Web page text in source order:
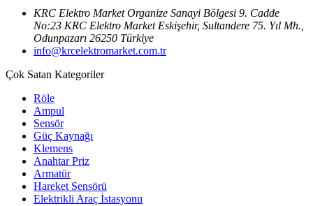
KRC Elektro Market Organize Sanayi Bölgesi 9. Cadde
No:23 KRC Elektro Market Eskişehir, Sultandere 75. Yıl Mh.,
Odunpazarı 26250 Türkiye
info@krcelektromarket.com.tr
Çok Satan Kategoriler
Röle
Ampul
Sensör
Güç Kaynağı
Klemens
Anahtar Priz
Armatür
Hareket Sensörü
Elektrikli Araç İstasyonu